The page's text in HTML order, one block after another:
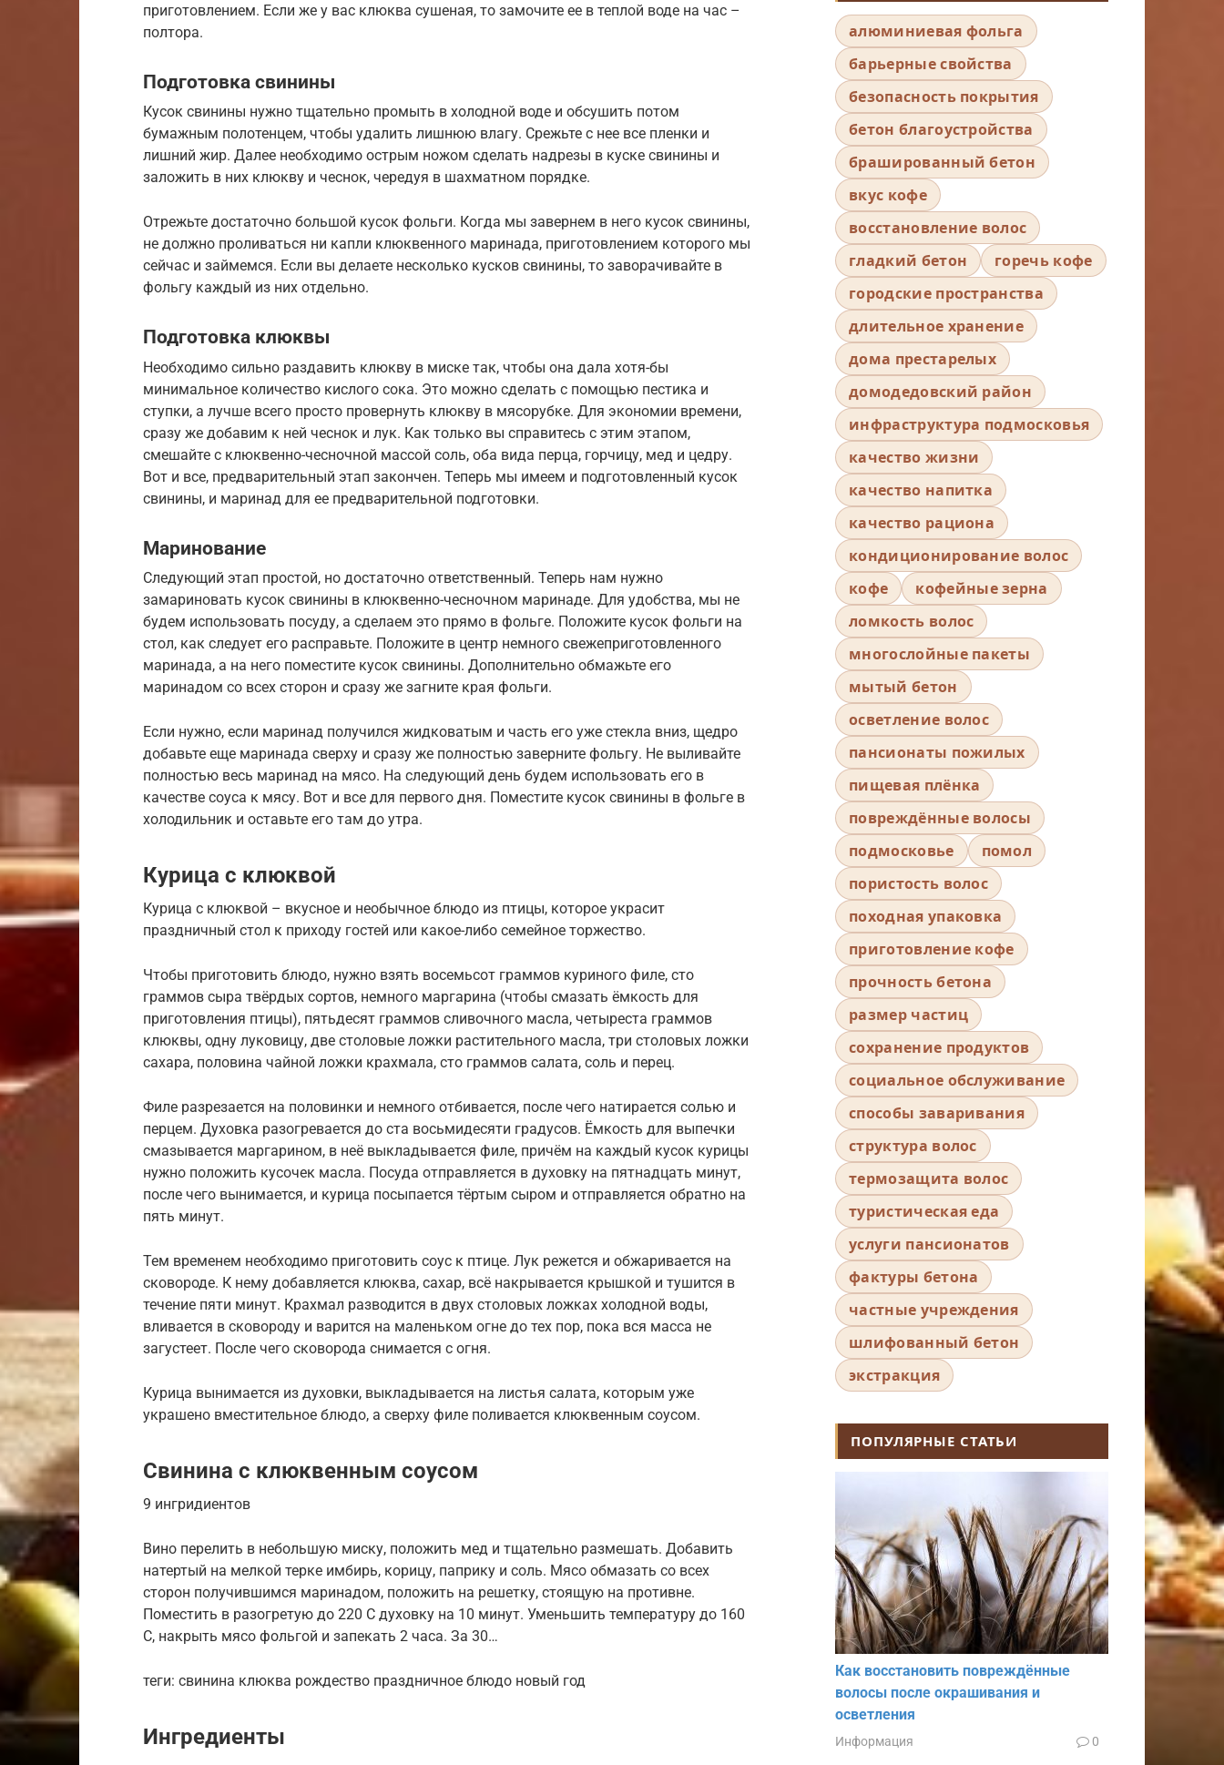
приготовлением. Если же у вас клюква сушеная, то замочите ее в теплой воде на час –
полтора.
Подготовка свинины
Кусок свинины нужно тщательно промыть в холодной воде и обсушить потом
бумажным полотенцем, чтобы удалить лишнюю влагу. Срежьте с нее все пленки и
лишний жир. Далее необходимо острым ножом сделать надрезы в куске свинины и
заложить в них клюкву и чеснок, чередуя в шахматном порядке.
Отрежьте достаточно большой кусок фольги. Когда мы завернем в него кусок свинины,
не должно проливаться ни капли клюквенного маринада, приготовлением которого мы
сейчас и займемся. Если вы делаете несколько кусков свинины, то заворачивайте в
фольгу каждый из них отдельно.
Подготовка клюквы
Необходимо сильно раздавить клюкву в миске так, чтобы она дала хотя-бы
минимальное количество кислого сока. Это можно сделать с помощью пестика и
ступки, а лучше всего просто провернуть клюкву в мясорубке. Для экономии времени,
сразу же добавим к ней чеснок и лук. Как только вы справитесь с этим этапом,
смешайте с клюквенно-чесночной массой соль, оба вида перца, горчицу, мед и цедру.
Вот и все, предварительный этап закончен. Теперь мы имеем и подготовленный кусок
свинины, и маринад для ее предварительной подготовки.
Маринование
Следующий этап простой, но достаточно ответственный. Теперь нам нужно
замариновать кусок свинины в клюквенно-чесночном маринаде. Для удобства, мы не
будем использовать посуду, а сделаем это прямо в фольге. Положите кусок фольги на
стол, как следует его расправьте. Положите в центр немного свежеприготовленного
маринада, а на него поместите кусок свинины. Дополнительно обмажьте его
маринадом со всех сторон и сразу же загните края фольги.
Если нужно, если маринад получился жидковатым и часть его уже стекла вниз, щедро
добавьте еще маринада сверху и сразу же полностью заверните фольгу. Не выливайте
полностью весь маринад на мясо. На следующий день будем использовать его в
качестве соуса к мясу. Вот и все для первого дня. Поместите кусок свинины в фольге в
холодильник и оставьте его там до утра.
Курица с клюквой
Курица с клюквой – вкусное и необычное блюдо из птицы, которое украсит
праздничный стол к приходу гостей или какое-либо семейное торжество.
Чтобы приготовить блюдо, нужно взять восемьсот граммов куриного филе, сто
граммов сыра твёрдых сортов, немного маргарина (чтобы смазать ёмкость для
приготовления птицы), пятьдесят граммов сливочного масла, четыреста граммов
клюквы, одну луковицу, две столовые ложки растительного масла, три столовых ложки
сахара, половина чайной ложки крахмала, сто граммов салата, соль и перец.
Филе разрезается на половинки и немного отбивается, после чего натирается солью и
перцем. Духовка разогревается до ста восьмидесяти градусов. Ёмкость для выпечки
смазывается маргарином, в неё выкладывается филе, причём на каждый кусок курицы
нужно положить кусочек масла. Посуда отправляется в духовку на пятнадцать минут,
после чего вынимается, и курица посыпается тёртым сыром и отправляется обратно на
пять минут.
Тем временем необходимо приготовить соус к птице. Лук режется и обжаривается на
сковороде. К нему добавляется клюква, сахар, всё накрывается крышкой и тушится в
течение пяти минут. Крахмал разводится в двух столовых ложках холодной воды,
вливается в сковороду и варится на маленьком огне до тех пор, пока вся масса не
загустеет. После чего сковорода снимается с огня.
Курица вынимается из духовки, выкладывается на листья салата, которым уже
украшено вместительное блюдо, а сверху филе поливается клюквенным соусом.
Свинина с клюквенным соусом
9 ингридиентов
Вино перелить в небольшую миску, положить мед и тщательно размешать. Добавить
натертый на мелкой терке имбирь, корицу, паприку и соль. Мясо обмазать со всех
сторон получившимся маринадом, положить на решетку, стоящую на противне.
Поместить в разогретую до 220 С духовку на 10 минут. Уменьшить температуру до 160
С, накрыть мясо фольгой и запекать 2 часа. За 30…
теги: свинина клюква рождество праздничное блюдо новый год
Ингредиенты
алюминиевая фольга
барьерные свойства
безопасность покрытия
бетон благоустройства
брашированный бетон
вкус кофе
восстановление волос
гладкий бетон
горечь кофе
городские пространства
длительное хранение
дома престарелых
домодедовский район
инфраструктура подмосковья
качество жизни
качество напитка
качество рациона
кондиционирование волос
кофе
кофейные зерна
ломкость волос
многослойные пакеты
мытый бетон
осветление волос
пансионаты пожилых
пищевая плёнка
повреждённые волосы
подмосковье
помол
пористость волос
походная упаковка
приготовление кофе
прочность бетона
размер частиц
сохранение продуктов
социальное обслуживание
способы заваривания
структура волос
термозащита волос
туристическая еда
услуги пансионатов
фактуры бетона
частные учреждения
шлифованный бетон
экстракция
ПОПУЛЯРНЫЕ СТАТЬИ
Как восстановить повреждённые
волосы после окрашивания и
осветления
Информация 0